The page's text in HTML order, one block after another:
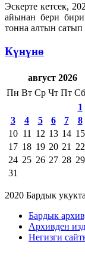
Эскерте кетсек,
айынан бери
тонна алтын сатып
Күнүнө
август 2026
Пн Вт Ср Чт Пт Сб
1
3
4 5 6 7 8
10 11 12 13 14 15
17 18 19 20 21 22
24 25 26 27 28 29
31
2020 Бардык
Бардык
Архивден
Негизги